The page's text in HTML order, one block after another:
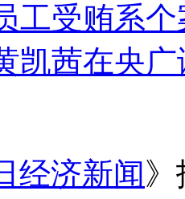
工受贿系
凯茜在央
经济新闻